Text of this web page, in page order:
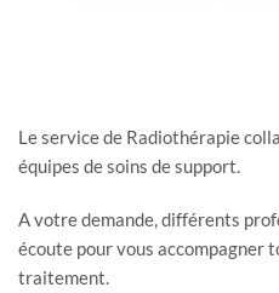
Le service de Radiothérapie
équipes de soins de support.
A votre demande, différents
écoute pour vous accompagner
traitement.